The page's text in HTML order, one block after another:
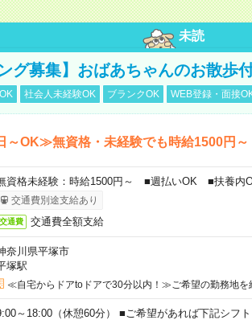
未読
グ募集】おばあちゃんのお散歩
社会人未経験OK ブランクOK WEB登録・面接
OK≫無資格・未経験でも時給1500円～
資格未経験：時給1500円～ ■週払いOK ■扶養内
交通費別途支給あり
交通費 交通費全額支給
奈川県平塚市
塚駅
≪自宅からドアtoドアで30分以内！≫ご希望の勤務地を
～18:00（休憩60分） ■ご希望があれば下記シフ